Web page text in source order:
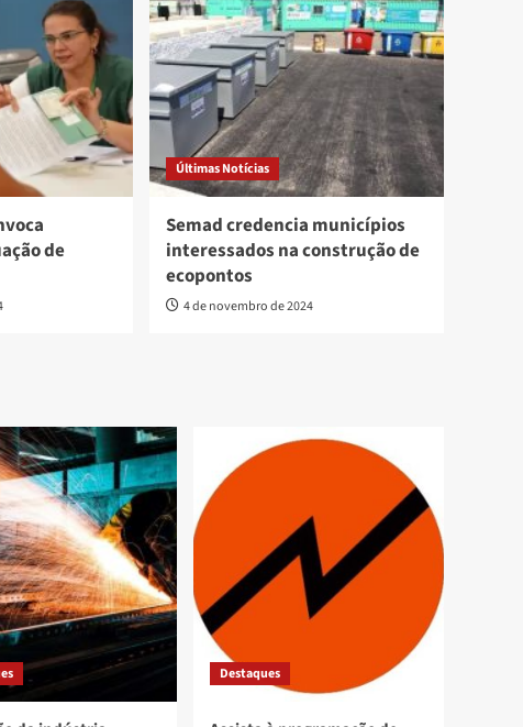
de
Últimas Notícias
Semad credencia municípios
interessados na construção de
ecopontos
4 de novembro de 2024
Destaques